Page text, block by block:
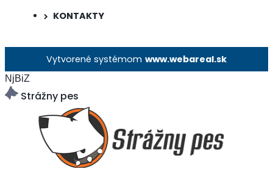
KONTAKTY
Vytvorené systémom www.webareal.sk
NjBiZ
Strážny pes